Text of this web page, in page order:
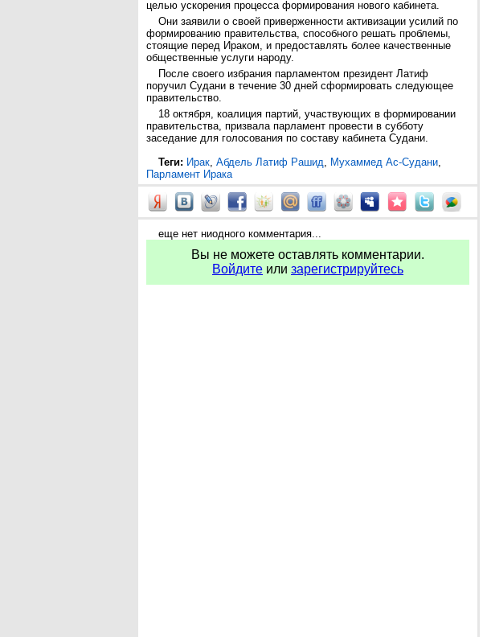
целью ускорения процесса формирования нового кабинета.
Они заявили о своей приверженности активизации усилий по
формированию правительства, способного решать проблемы,
стоящие перед Ираком, и предоставлять более качественные
общественные услуги народу.
После своего избрания парламентом президент Латиф
поручил Судани в течение 30 дней сформировать следующее
правительство.
18 октября, коалиция партий, участвующих в формировании
правительства, призвала парламент провести в субботу
заседание для голосования по составу кабинета Судани.
Теги: Ирак, Абдель Латиф Рашид, Мухаммед Ас-Судани,
Парламент Ирака
еще нет ниодного комментария...
Вы не можете оставлять комментарии.
Войдите или зарегистрируйтесь